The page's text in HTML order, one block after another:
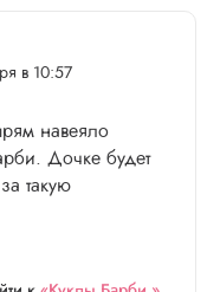
в 10:57
навеяло
Дочке будет
такую